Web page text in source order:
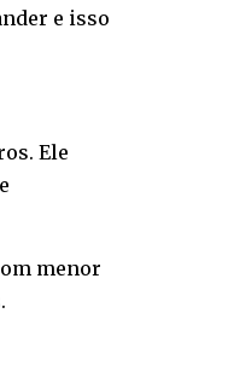
e isso
Ele
menor